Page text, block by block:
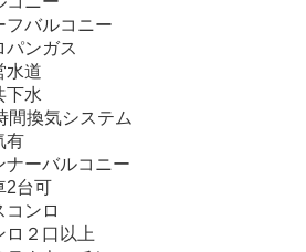
フバルコニー
パンガス
水道
下水
間換気システム
有
ナーバルコニー
2台可
コンロ
ロ２口以上